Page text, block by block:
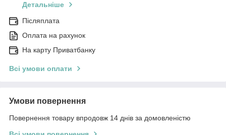
Детальніше
Післяплата
Оплата на рахунок
На карту Приватбанку
Всі умови оплати
Умови повернення
Повернення товару впродовж 14 днів за домовленістю